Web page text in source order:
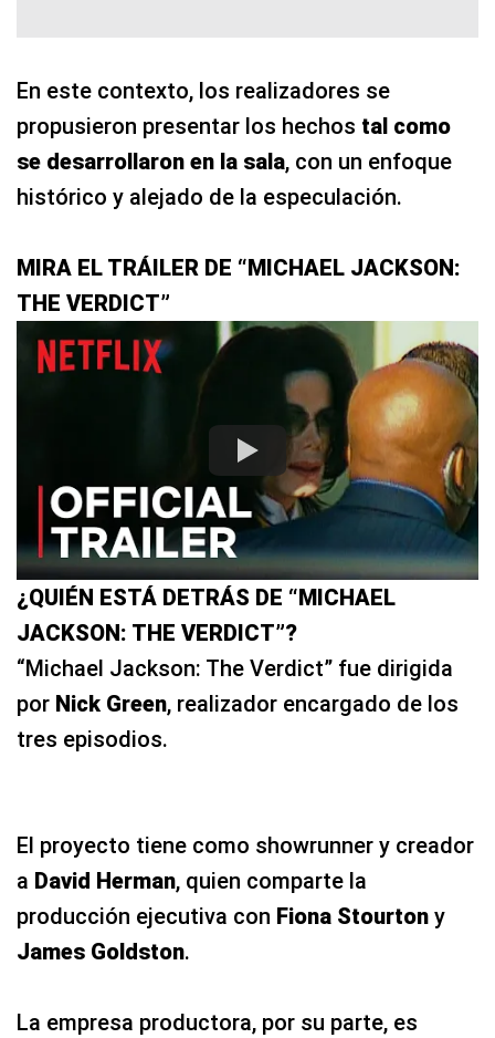
En este contexto, los realizadores se
propusieron presentar los hechos tal como
se desarrollaron en la sala, con un enfoque
histórico y alejado de la especulación.
MIRA EL TRÁILER DE “MICHAEL JACKSON:
THE VERDICT”
¿QUIÉN ESTÁ DETRÁS DE “MICHAEL
JACKSON: THE VERDICT”?
“Michael Jackson: The Verdict” fue dirigida
por Nick Green, realizador encargado de los
tres episodios.
El proyecto tiene como showrunner y creador
a David Herman, quien comparte la
producción ejecutiva con Fiona Stourton y
James Goldston.
La empresa productora, por su parte, es